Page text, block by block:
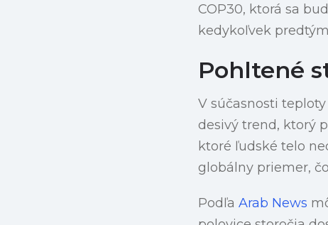
COP30, ktorá sa
kedykoľvek
Pohltené
V súčasnosti
desivý trend, ktorý
ktoré ľudské telo
globálny priemer,
Podľa Arab News